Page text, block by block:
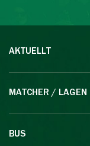
AKTUELLT
MATCHER / LAGEN
BUS